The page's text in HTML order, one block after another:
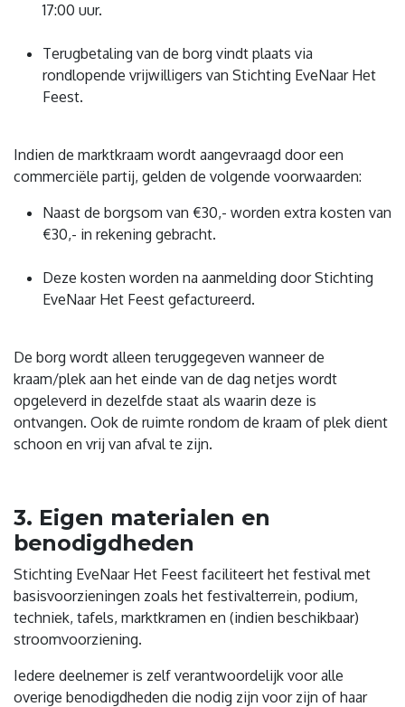
17:00 uur.
Terugbetaling van de borg vindt plaats via
rondlopende vrijwilligers van Stichting EveNaar Het
Feest.
Indien de marktkraam wordt aangevraagd door een
commerciële partij, gelden de volgende voorwaarden:
Naast de borgsom van €30,- worden extra kosten van
€30,- in rekening gebracht.
Deze kosten worden na aanmelding door Stichting
EveNaar Het Feest gefactureerd.
De borg wordt alleen teruggegeven wanneer de
kraam/plek aan het einde van de dag netjes wordt
opgeleverd in dezelfde staat als waarin deze is
ontvangen. Ook de ruimte rondom de kraam of plek dient
schoon en vrij van afval te zijn.
3. Eigen materialen en
benodigdheden
Stichting EveNaar Het Feest faciliteert het festival met
basisvoorzieningen zoals het festivalterrein, podium,
techniek, tafels, marktkramen en (indien beschikbaar)
stroomvoorziening.
Iedere deelnemer is zelf verantwoordelijk voor alle
overige benodigdheden die nodig zijn voor zijn of haar